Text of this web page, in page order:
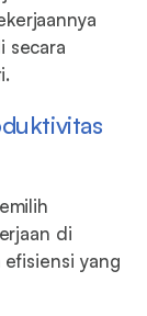
secara
di
yang